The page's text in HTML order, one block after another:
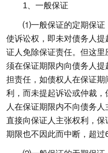
1、一般保证
⑴一般保证的定期保证
使诉讼权，即未对债务人
证人免除保证责任。但这
须在保证期限内向债务人
担责任，如债权人在保证
利，而未提起诉讼或仲裁
人在保证期限内不向债务
直接向保证人主张权利，
期限也不因此而中断，超过